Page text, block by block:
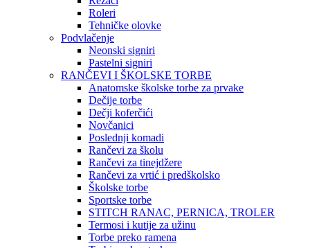
Roleri
Tehničke olovke
Podvlačenje
Neonski signiri
Pastelni signiri
RANČEVI I ŠKOLSKE TORBE
Anatomske školske torbe za prvake
Dečije torbe
Dečji koferčići
Novčanici
Poslednji komadi
Rančevi za školu
Rančevi za tinejdžere
Rančevi za vrtić i predškolsko
Školske torbe
Sportske torbe
STITCH RANAC, PERNICA, TROLER
Termosi i kutije za užinu
Torbe preko ramena